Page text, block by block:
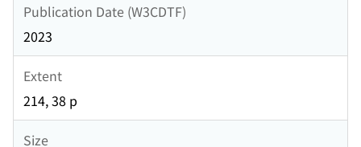
Publication Date (W3CDTF)
2023
Extent
214, 38 p
Size